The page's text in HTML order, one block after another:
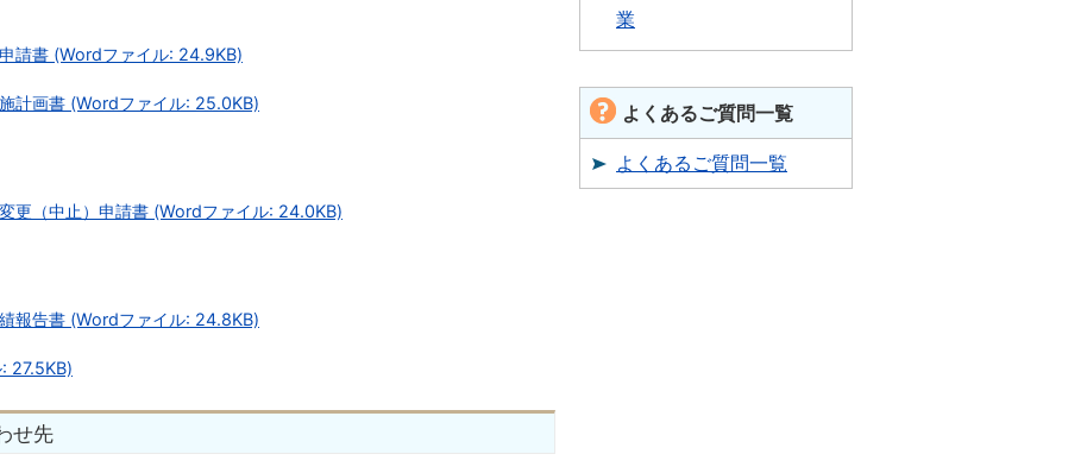
請書 (Wordファイル: 24.9KB)
計画書 (Wordファイル: 25.0KB)
更（中止）申請書 (Wordファイル: 24.0KB)
報告書 (Wordファイル: 24.8KB)
27.5KB)
せ先
業
よくあるご質問一覧
よくあるご質問一覧